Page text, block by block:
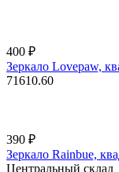
400 ₽
Зеркало Lovepaw,
71610.60
390 ₽
Зеркало Rainbue,
Центральный склад